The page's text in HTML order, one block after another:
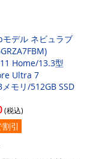
モデル ネビュラブ
Home/13.3型
Ultra 7
モリ/512GB SSD
引